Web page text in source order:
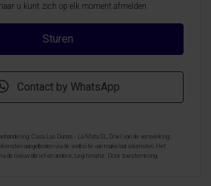
u kunt zich op elk moment afmelden
Contact by WhatsApp
Casa Las Dunas - La Mata SL, Doel van de verwerking:
aangeboden via de website van makelaarsdiensten, Het
de nieuwsbrief en andere, Legitimatie: Door toestemming,